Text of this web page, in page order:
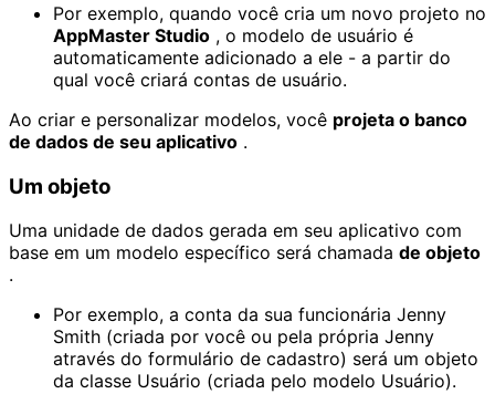
Por exemplo, quando você cria um novo projeto no
AppMaster Studio , o modelo de usuário é
automaticamente adicionado a ele - a partir do
qual você criará contas de usuário.
Ao criar e personalizar modelos, você projeta o banco
de dados de seu aplicativo .
Um objeto
Uma unidade de dados gerada em seu aplicativo com
base em um modelo específico será chamada de objeto
.
Por exemplo, a conta da sua funcionária Jenny
Smith (criada por você ou pela própria Jenny
através do formulário de cadastro) será um objeto
da classe Usuário (criada pelo modelo Usuário).